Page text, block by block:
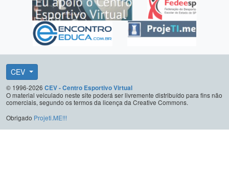
CEV
© 1996-2026 CEV - Centro Esportivo Virtual
O material veiculado neste site poderá ser livremente distribuído para fins não
comerciais, segundo os termos da licença da Creative Commons.
Obrigado Projeti.ME!!!